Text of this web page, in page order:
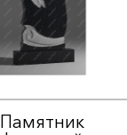
Памятник